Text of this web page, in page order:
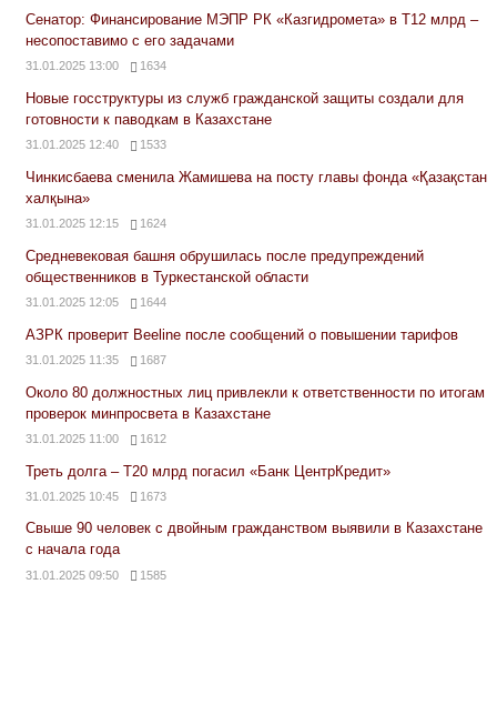
Сенатор: Финансирование МЭПР РК «Казгидромета» в Т12 млрд –
несопоставимо с его задачами
31.01.2025 13:00 1634
Новые госструктуры из служб гражданской защиты создали для
готовности к паводкам в Казахстане
31.01.2025 12:40 1533
Чинкисбаева сменила Жамишева на посту главы фонда «Қазақстан
халқына»
31.01.2025 12:15 1624
Средневековая башня обрушилась после предупреждений
общественников в Туркестанской области
31.01.2025 12:05 1644
АЗРК проверит Beeline после сообщений о повышении тарифов
31.01.2025 11:35 1687
Около 80 должностных лиц привлекли к ответственности по итогам
проверок минпросвета в Казахстане
31.01.2025 11:00 1612
Треть долга – Т20 млрд погасил «Банк ЦентрКредит»
31.01.2025 10:45 1673
Свыше 90 человек с двойным гражданством выявили в Казахстане
с начала года
31.01.2025 09:50 1585